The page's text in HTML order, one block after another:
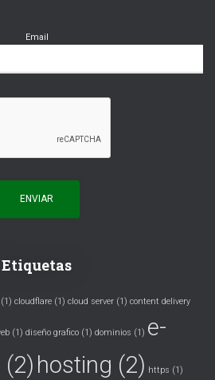
Email
Etiquetas
(1) cloudflare (1) cloud server (1) content delivery
(1) diseño grafico(1) dominios (1) e-
(2) hosting (2) https (1)